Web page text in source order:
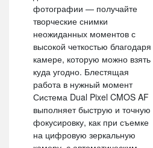
фотографии — получайте
творческие снимки
неожиданных моментов с
высокой четкостью благодаря
камере, которую можно взять
куда угодно. Блестящая
работа в нужный момент
Система Dual Pixel CMOS AF
выполняет быструю и точную
фокусировку, как при съемке
на цифровую зеркальную